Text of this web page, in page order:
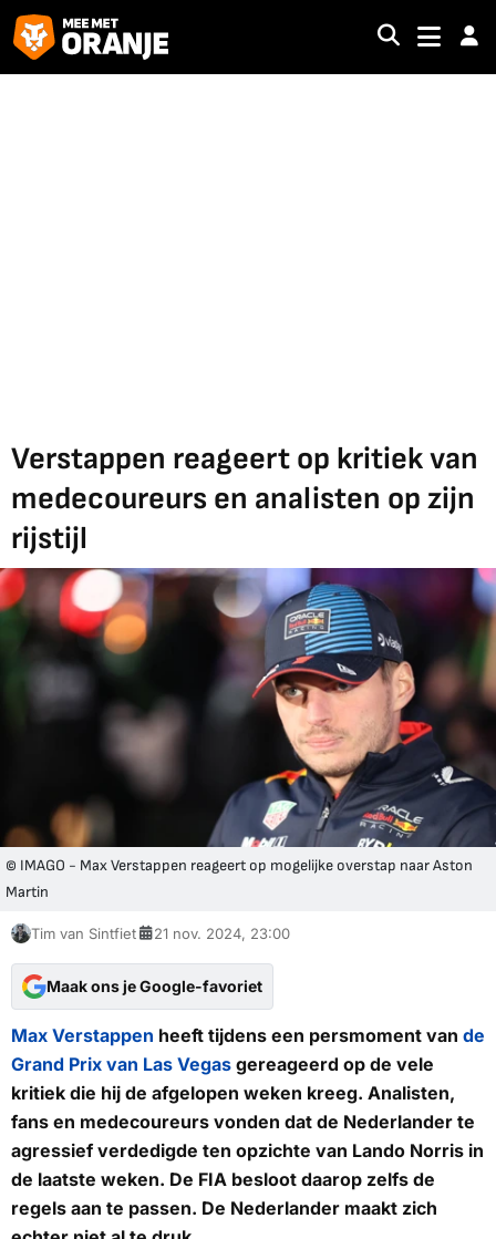
Verstappen reageert op kritiek van
medecoureurs en analisten op zijn
rijstijl
© IMAGO - Max Verstappen reageert op mogelijke overstap naar Aston
Martin
Tim van Sintfiet 21 nov. 2024, 23:00
Maak ons je Google-favoriet
Max Verstappen heeft tijdens een persmoment van de
Grand Prix van Las Vegas gereageerd op de vele
kritiek die hij de afgelopen weken kreeg. Analisten,
fans en medecoureurs vonden dat de Nederlander te
agressief verdedigde ten opzichte van Lando Norris in
de laatste weken. De FIA besloot daarop zelfs de
regels aan te passen. De Nederlander maakt zich